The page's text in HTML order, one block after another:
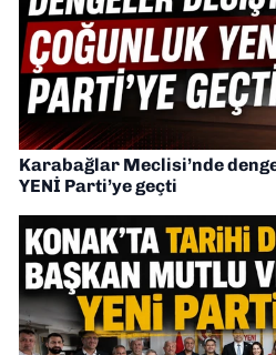
Karabağlar Meclisi’nde
YENİ Parti’ye geçti